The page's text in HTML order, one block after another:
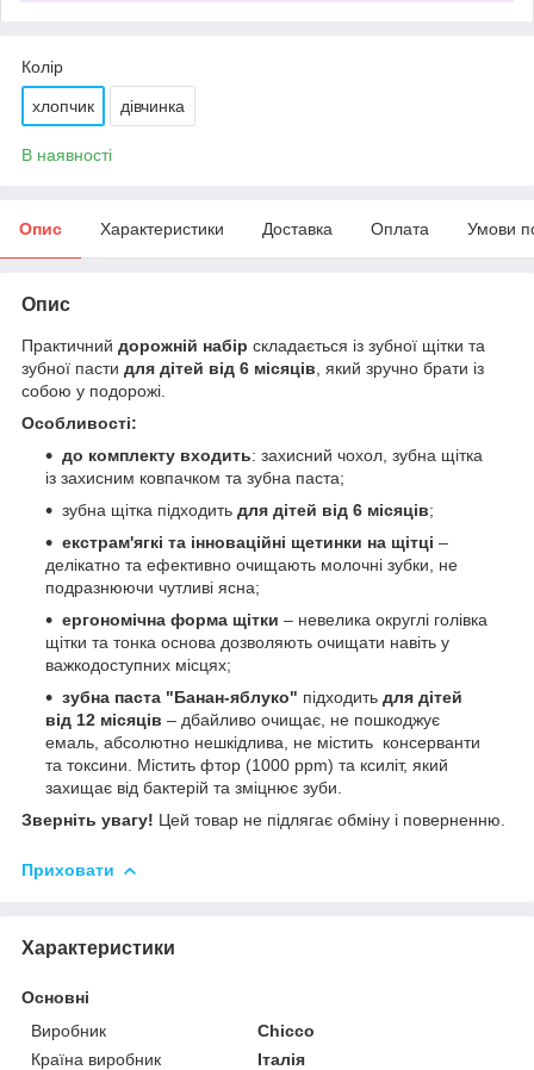
Колір
хлопчик дівчинка
В наявності
Опис Характеристики Доставка Оплата Умови
Опис
Практичний дорожній набір складається із зубної щітки та
зубної пасти для дітей від 6 місяців , який зручно брати із
собою у подорожі.
Особливості:
до комплекту входить: захисний чохол, зубна щітка
із захисним ковпачком та зубна паста;
зубна щітка підходить для дітей від 6 місяців;
екстрам'ягкі та інноваційні щетинки на щітці –
делікатно та ефективно очищають молочні зубки, не
подразнюючи чутливі ясна;
ергономічна форма щітки – невелика округлі голівка
щітки та тонка основа дозволяють очищати навіть у
важкодоступних місцях;
зубна паста "Банан-яблуко" підходить для дітей
від 12 місяців – дбайливо очищає, не пошкоджує
емаль, абсолютно нешкідлива, не містить консерванти
та токсини. Містить фтор (1000 ppm) та ксиліт, який
захищає від бактерій та зміцнює зуби.
Зверніть увагу! Цей товар не підлягає обміну і поверненню.
Приховати
Характеристики
Основні
Виробник
Chicco
Країна виробник
Італія